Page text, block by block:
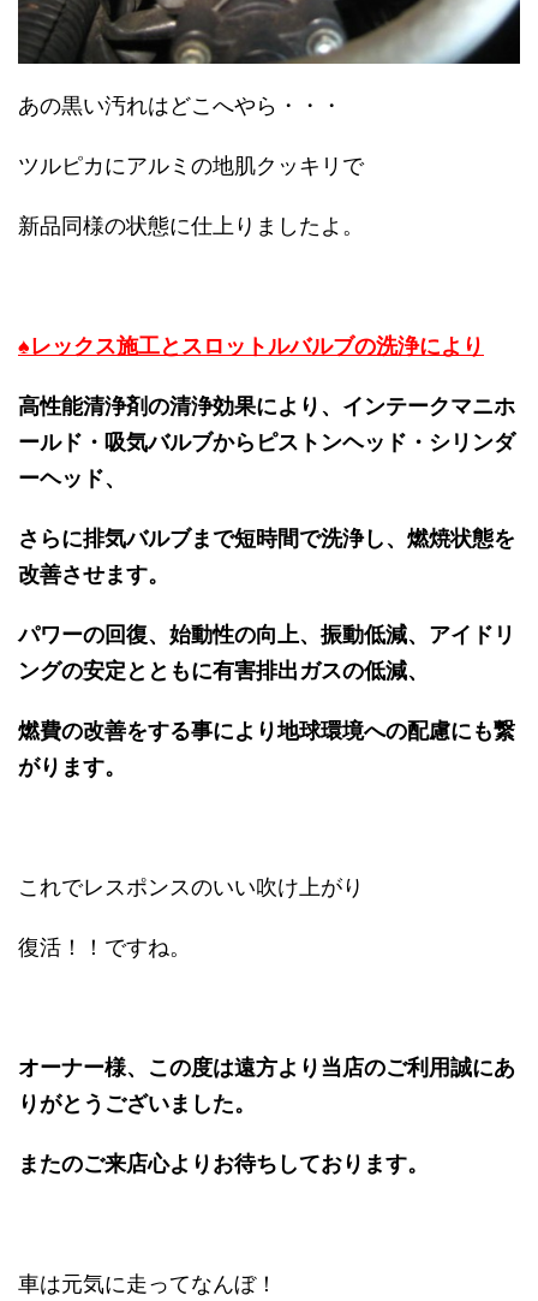
あの黒い汚れはどこへやら・・・
ツルピカにアルミの地肌クッキリで
新品同様の状態に仕上りましたよ。
♠レックス施工とスロットルバルブの洗浄により
高性能清浄剤の清浄効果により、インテークマニホ
ールド・吸気バルブからピストンヘッド・シリンダ
ーヘッド、
さらに排気バルブまで短時間で洗浄し、燃焼状態を
改善させます。
パワーの回復、始動性の向上、振動低減、アイドリ
ングの安定とともに有害排出ガスの低減、
燃費の改善をする事により地球環境への配慮にも繋
がります。
これでレスポンスのいい吹け上がり
復活！！ですね。
オーナー様、この度は遠方より当店のご利用誠にあ
りがとうございました。
またのご来店心よりお待ちしております。
車は元気に走ってなんぼ！